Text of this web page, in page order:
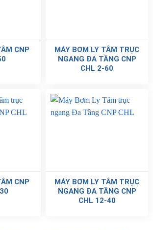
CNP
MÁY BƠM LY TÂM TRỤC
NGANG ĐA TẦNG CNP
CHL 2-60
CNP
MÁY BƠM LY TÂM TRỤC
NGANG ĐA TẦNG CNP
CHL 12-40